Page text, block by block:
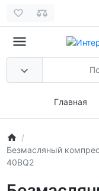
Главная
Безмасляный
40BQ2